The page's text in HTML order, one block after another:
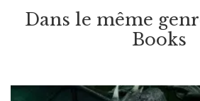
Dans le même
Books